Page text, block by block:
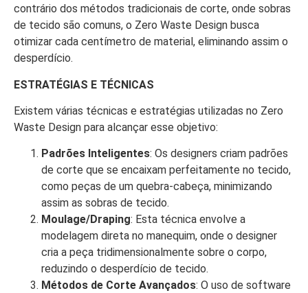
contrário dos métodos tradicionais de corte, onde sobras
de tecido são comuns, o Zero Waste Design busca
otimizar cada centímetro de material, eliminando assim o
desperdício.
ESTRATÉGIAS E TÉCNICAS
Existem várias técnicas e estratégias utilizadas no Zero
Waste Design para alcançar esse objetivo:
Padrões Inteligentes: Os designers criam padrões
de corte que se encaixam perfeitamente no tecido,
como peças de um quebra-cabeça, minimizando
assim as sobras de tecido.
Moulage/Draping: Esta técnica envolve a
modelagem direta no manequim, onde o designer
cria a peça tridimensionalmente sobre o corpo,
reduzindo o desperdício de tecido.
Métodos de Corte Avançados: O uso de software